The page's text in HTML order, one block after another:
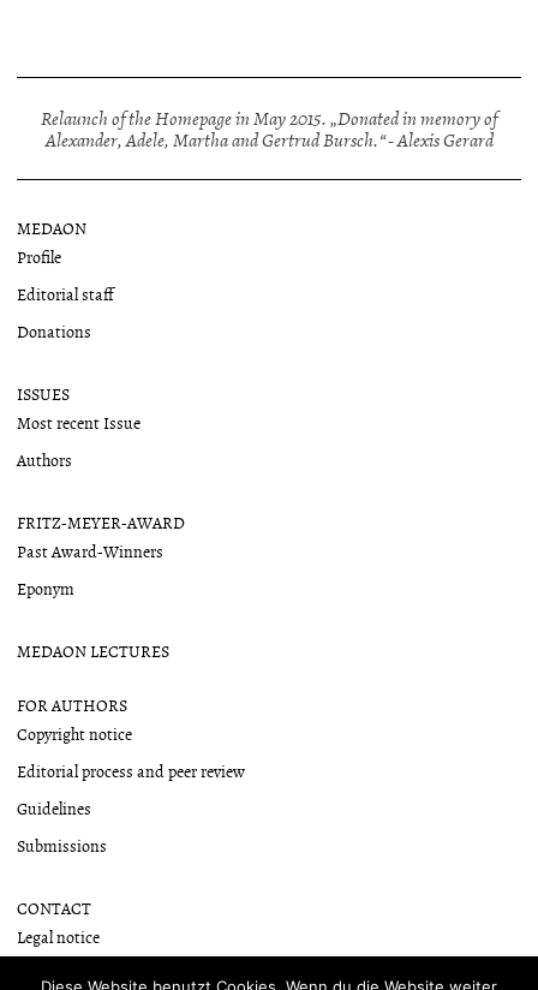
Relaunch of the Homepage in May 2015. „Donated in memory of
Alexander, Adele, Martha and Gertrud Bursch.“ - Alexis Gerard
MEDAON
Profile
Editorial staff
Donations
ISSUES
Most recent Issue
Authors
FRITZ-MEYER-AWARD
Past Award-Winners
Eponym
MEDAON LECTURES
FOR AUTHORS
Copyright notice
Editorial process and peer review
Guidelines
Submissions
CONTACT
Legal notice